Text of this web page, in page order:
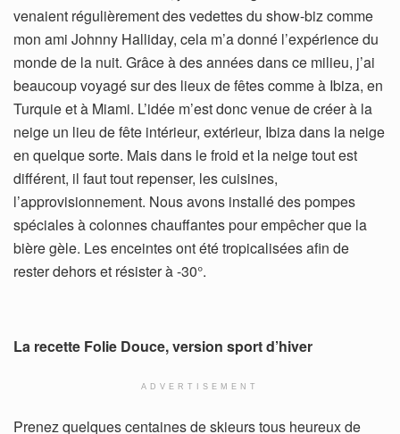
venaient régulièrement des vedettes du show-biz comme
mon ami Johnny Halliday, cela m’a donné l’expérience du
monde de la nuit. Grâce à des années dans ce milieu, j’ai
beaucoup voyagé sur des lieux de fêtes comme à Ibiza, en
Turquie et à Miami. L’idée m’est donc venue de créer à la
neige un lieu de fête intérieur, extérieur, Ibiza dans la neige
en quelque sorte. Mais dans le froid et la neige tout est
différent, il faut tout repenser, les cuisines,
l’approvisionnement. Nous avons installé des pompes
spéciales à colonnes chauffantes pour empêcher que la
bière gèle. Les enceintes ont été tropicalisées afin de
rester dehors et résister à -30°.
La recette Folie Douce, version sport d’hiver
ADVERTISEMENT
Prenez quelques centaines de skieurs tous heureux de